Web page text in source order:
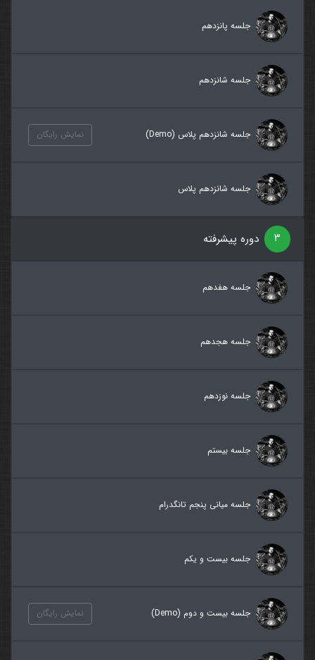
جلسه پانزدهم
جلسه شانزدهم
جلسه شانزدهم پلاس (Demo) نمایش رایگان
جلسه شانزدهم پلاس
۳ دوره پیشرفته
جلسه هفدهم
جلسه هجدهم
جلسه نوزدهم
جلسه بیستم
جلسه میانی پنجم تانگدرام
جلسه بیست و یکم
جلسه بیست و دوم (Demo) نمایش رایگان